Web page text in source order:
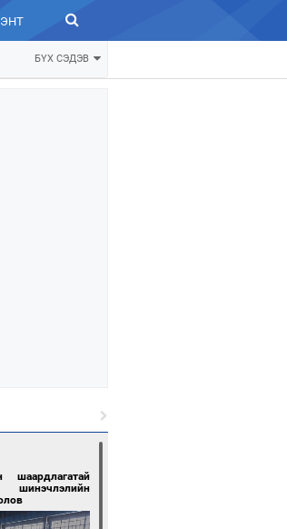
ЗУРХАЙ
БҮХ СЭДЭВ
шинэчлэлийн